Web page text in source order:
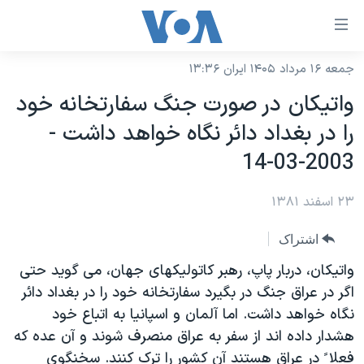
لینکهای
دسترسی
جهش
محتوای
اصلی
صفحه
جهش
به
جستجو
نسخه سبک وب‌سایت
موضوع ها
آمریکا
جهان
ورزشی
گزیده‌ها
ویژه برنامه‌ها
ویدیوها
برنامه های تلویزیونی
جدول برنامه ها
صفحه‌های ویژه
جام جهانی ۲۰۲۶
عملیات خشم حماسی
۲۵۰سالگی آمریکا
بایگانی برنامه‌های تلویزیونی
فرکانس‌های صدای آمریکا
پخش رادیویی
یادگیری زبان انگلیسی
جمعه ۱۶ مرداد ۱۴۰۵ ایران ۱۳:۳۶
واتيکان در صورت جنگ سفارتخانه خود
را در بغداد دائر نگاه خواهد داشت -
2003-03-14
۲۳ اسفند ۱۳۸۱
اشتراک
واتيکان، دربار پاپ، رهبر کاتوليکهای جهان، می گويد حتی
اگر در عراق جنگ در بگيرد سفارتخانه خود را در بغداد دائر
نگاه خواهد داشت. اما آلمان و اسپانيا به اتباع خود
هشدار داده اند از سفر به عراق منصرف شوند و آن عده که
فعلا ً در عراق هستند آن کشور را ترک کنند. سخنگوی